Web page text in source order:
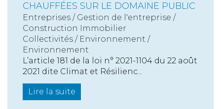
CHAUFFÉES SUR LE DOMAINE PUBLIC
Entreprises / Gestion de l'entreprise /
Construction Immobilier
Collectivités / Environnement /
Environnement
L’article 181 de la loi n° 2021-1104 du 22 août
2021 dite Climat et Résilienc...
Lire la suite